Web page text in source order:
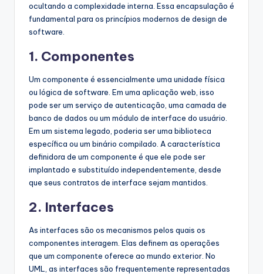
ocultando a complexidade interna. Essa encapsulação é
fundamental para os princípios modernos de design de
software.
1. Componentes
Um componente é essencialmente uma unidade física
ou lógica de software. Em uma aplicação web, isso
pode ser um serviço de autenticação, uma camada de
banco de dados ou um módulo de interface do usuário.
Em um sistema legado, poderia ser uma biblioteca
específica ou um binário compilado. A característica
definidora de um componente é que ele pode ser
implantado e substituído independentemente, desde
que seus contratos de interface sejam mantidos.
2. Interfaces
As interfaces são os mecanismos pelos quais os
componentes interagem. Elas definem as operações
que um componente oferece ao mundo exterior. No
UML, as interfaces são frequentemente representadas